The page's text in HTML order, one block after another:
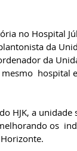
no Hospital
da
da
hospital
HJK, a
os